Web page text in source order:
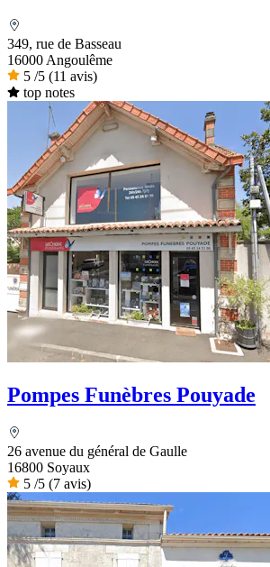
349, rue de Basseau
16000 Angoulême
5 /5 (11 avis)
top notes
Pompes Funèbres Pouyade
26 avenue du général de Gaulle
16800 Soyaux
5 /5 (7 avis)